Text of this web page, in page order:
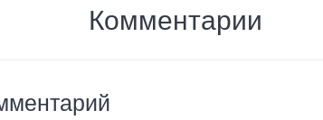
Комментарии